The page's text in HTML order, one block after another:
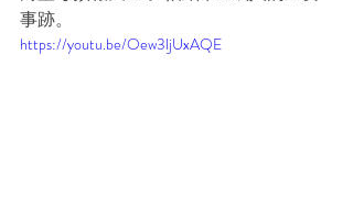
事跡。
https://youtu.be/Oew3ljUxAQE